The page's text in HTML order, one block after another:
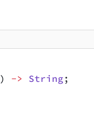
) -> String ;